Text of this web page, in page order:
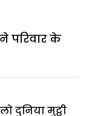
परिवार के
दुनिया मुट्ठी